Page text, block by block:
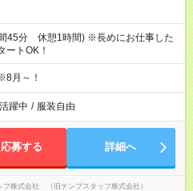
45分 休憩1時間) ※長めにお仕事した
ートOK！
月～！
躍中 / 服装自由
応募する 詳細へ
フ株式会社 （旧テンプスタッフ株式会社）